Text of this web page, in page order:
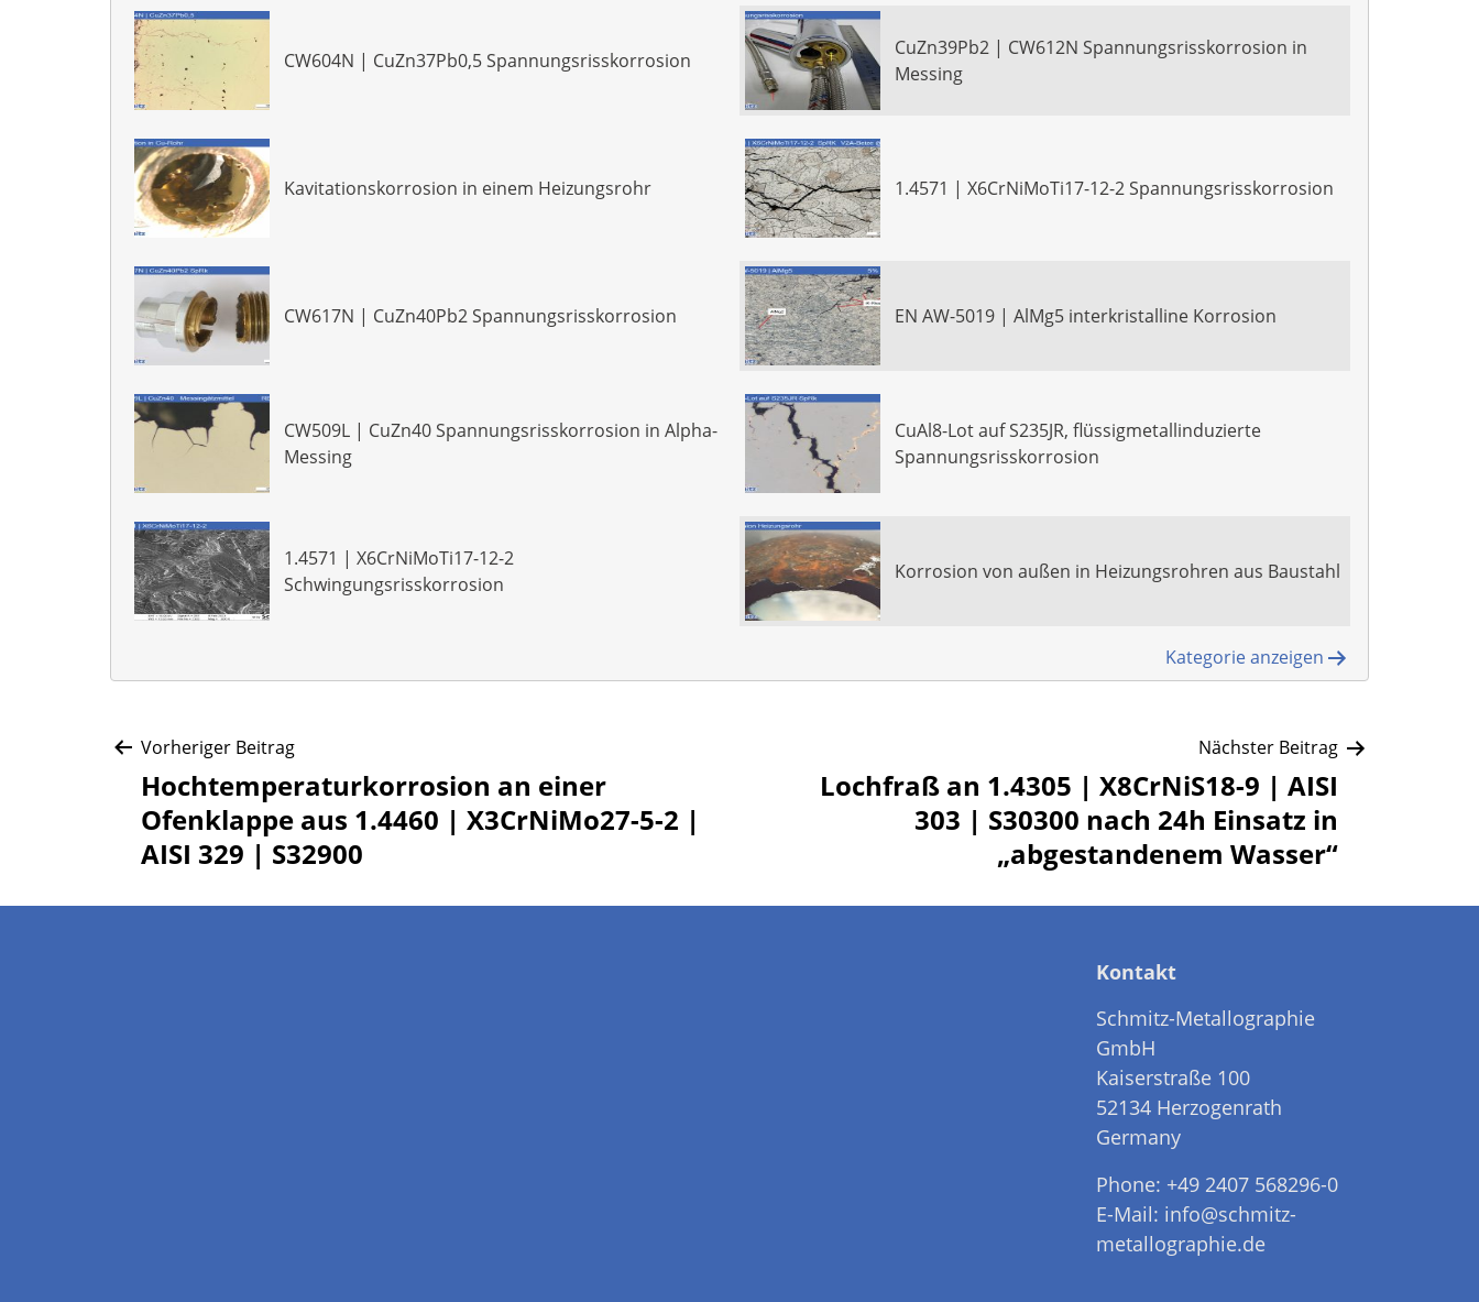
CW604N | CuZn37Pb0,5 Spannungsrisskorrosion
CuZn39Pb2 | CW612N Spannungsrisskorrosion in
Messing
Kavitationskorrosion in einem Heizungsrohr 1.4571 | X6CrNiMoTi17-12-2 Spannungsrisskorrosion
CW617N | CuZn40Pb2 Spannungsrisskorrosion EN AW-5019 | AlMg5 interkristalline Korrosion
CW509L | CuZn40 Spannungsrisskorrosion in Alpha-
Messing
CuAl8-Lot auf S235JR, flüssigmetallinduzierte
Spannungsrisskorrosion
1.4571 | X6CrNiMoTi17-12-2
Schwingungsrisskorrosion
Korrosion von außen in Heizungsrohren aus Baustahl
Kategorie anzeigen
Beitragsnavigation
Vorheriger Beitrag
Hochtemperaturkorrosion an einer
Ofenklappe aus 1.4460 | X3CrNiMo27-5-2 |
AISI 329 | S32900
Nächster Beitrag
Lochfraß an 1.4305 | X8CrNiS18-9 | AISI
303 | S30300 nach 24h Einsatz in
„abgestandenem Wasser“
Kontakt
Schmitz-Metallographie
GmbH
Kaiserstraße 100
52134 Herzogenrath
Germany
Phone: +49 2407 568296-0
E-Mail: info@schmitz-
metallographie.de